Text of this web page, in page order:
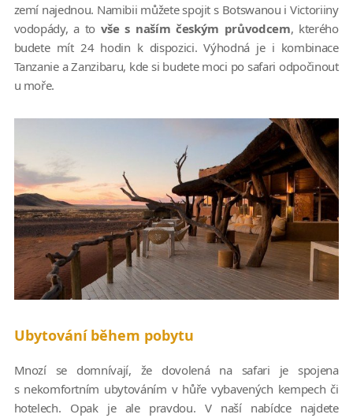
zemí najednou. Namibii můžete spojit s Botswanou i Victoriiny
vodopády, a to vše s naším českým průvodcem, kterého
budete mít 24 hodin k dispozici. Výhodná je i kombinace
Tanzanie a Zanzibaru, kde si budete moci po safari odpočinout
u moře.
Ubytování během pobytu
Mnozí se domnívají, že dovolená na safari je spojena
s nekomfortním ubytováním v hůře vybavených kempech či
hotelech. Opak je ale pravdou. V naší nabídce najdete